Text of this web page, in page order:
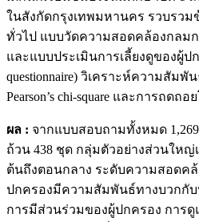
ในสังกัดกรุงเทพมหานคร รวบรว
ทั่วไป แบบวัดความสอดคล้องกลม
และแบบประเมินการเลี้ยงดูของผู้ปก
questionnaire) วิเคราะห์ความสัมพัน
Pearson’s chi-square และการถด
ผล : จากแบบสอบถามทั้งหมด
ถ้วน 438 ชุด กลุ่มตัวอย่างส่วนให
ต้นถึงตอนกลาง ระดับความสอดค
ปกครองมีความสัมพันธ์ทางบวกกั
การมีส่วนร่วมของผู้ปกครอง การ